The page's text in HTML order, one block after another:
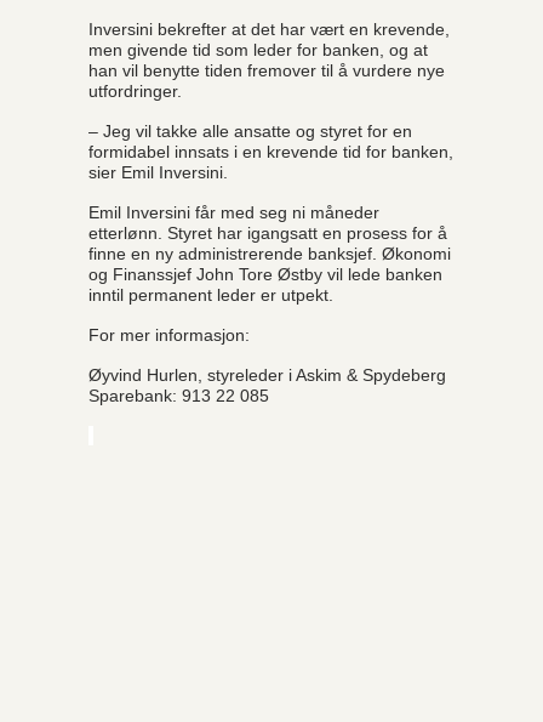
Inversini bekrefter at det har vært en krevende,
men givende tid som leder for banken, og at
han vil benytte tiden fremover til å vurdere nye
utfordringer.
– Jeg vil takke alle ansatte og styret for en
formidabel innsats i en krevende tid for banken,
sier Emil Inversini.
Emil Inversini får med seg ni måneder
etterlønn. Styret har igangsatt en prosess for å
finne en ny administrerende banksjef. Økonomi
og Finanssjef John Tore Østby vil lede banken
inntil permanent leder er utpekt.
For mer informasjon:
Øyvind Hurlen, styreleder i Askim & Spydeberg
Sparebank: 913 22 085